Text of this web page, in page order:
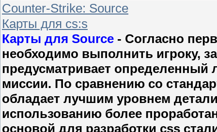
Counter-Strike: Sourcе
Карты для cs:s
Карты для Source - Согласно
необходимо выполнить игроку,
предусматривает
миссии. По сравнению со
обладает лучшим уровнем
использованию более
основой для разработки css